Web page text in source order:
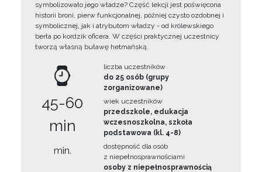
symbolizowało jego władze? Część lekcji jest poświęcona
historii broni, pierw funkcjonalnej, później czysto ozdobnej i
symbolicznej, jak i atrybutom władzy - od królewskiego
berła po kordzik oficera. W części praktycznej uczestnicy
tworzą własną buławę hetmańską.
45-60
min
min.
liczba uczestników
do 25 osób (grupy
zorganizowane)
wiek uczestników
przedszkole, edukacja
wczesnoszkolna, szkoła
podstawowa (kl. 4-8)
dostępność dla osób
z niepełnosprawnościami
osoby z niepełnosprawnością